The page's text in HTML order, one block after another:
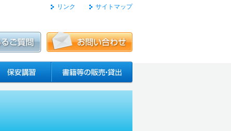
リンク サイトマップ